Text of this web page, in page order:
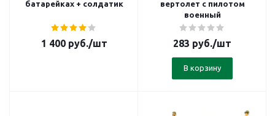
батарейках + солдатик
1 400руб./шт
вертолет с пилотом
военный
283 руб./шт
В корзину